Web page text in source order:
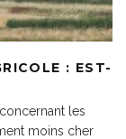
: EST-
les
moins cher